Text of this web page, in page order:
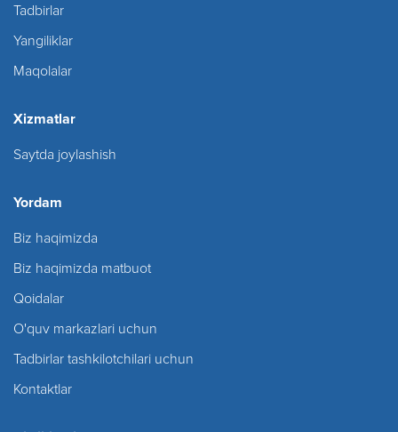
Tadbirlar
Yangiliklar
Maqolalar
Xizmatlar
Saytda joylashish
Yordam
Biz haqimizda
Biz haqimizda matbuot
Qoidalar
O'quv markazlari uchun
Tadbirlar tashkilotchilari uchun
Kontaktlar